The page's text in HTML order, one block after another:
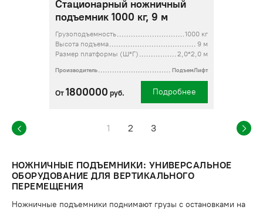
Стационарный ножничный
подъемник 1000 кг, 9 м
Грузоподъемность
1000 кг
Высота подъема
9 м
Размер платформы (Ш*Г)
2,0*2,0 м
Производитель ПодъемЛифт
От 1800000 руб. Подробнее
1 2 3
НОЖНИЧНЫЕ ПОДЪЕМНИКИ: УНИВЕРСАЛЬНОЕ
ОБОРУДОВАНИЕ ДЛЯ ВЕРТИКАЛЬНОГО
ПЕРЕМЕЩЕНИЯ
Ножничные подъемники поднимают грузы с остановками на